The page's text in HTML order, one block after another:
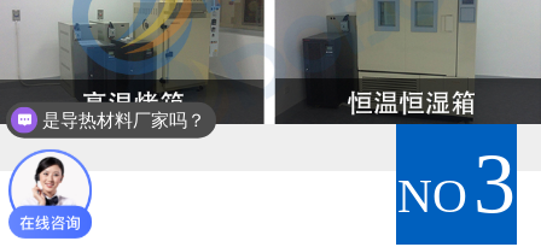
NO 3
是导热材料厂家吗？
这个材料的导热效果如何？